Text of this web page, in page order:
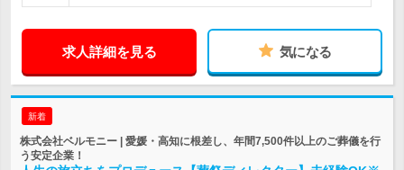
求人詳細を見る 気になる
新着
株式会社ベルモニー | 愛媛・高知に根差し、年間7,500件以上のご葬儀を行
う安定企業！